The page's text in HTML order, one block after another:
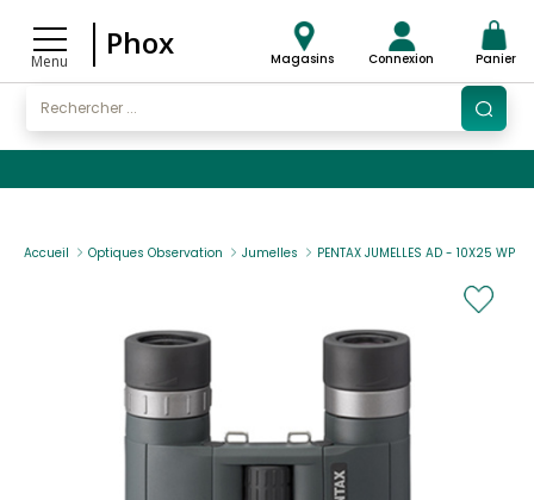
Menu
Phox Magasins Connexion Panier
Accueil Optiques Observation Jumelles PENTAX JUMELLES AD - 10X25 WP